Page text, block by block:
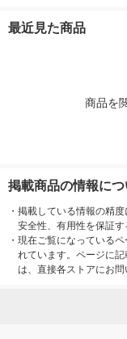
最近見た商品
商品を
掲載商品の情報につ
・ 掲載している情報の精度
安全性、有用性を保証す
・ 現在ご覧になっている
れています。ページに
は、直接各ストアにお問